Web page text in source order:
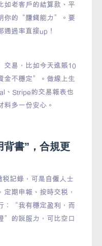
老客戶的結算款、平
你的“賺錢能力”。要
通過率直接up！
易，比如今天進賬10
金不穩定”。做線上生
、Stripe的交易報表也
料多一份安心。
背書”，合規更
記錄，可是自僱人士
期申報、按時交稅，
：“我有穩定盈利，而
”的說服力，可比空口